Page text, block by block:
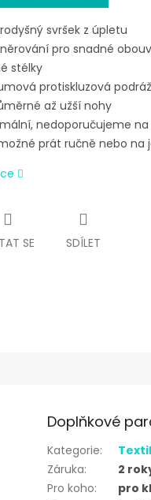
svršek z úpletu
pro snadné
stélky
protiskluzová
až užší nohy
nedoporučujeme
prát ručně nebo na
SE SDÍLET
Doplňkové
Kategorie:
Záruka:
2
Pro koho:
pro